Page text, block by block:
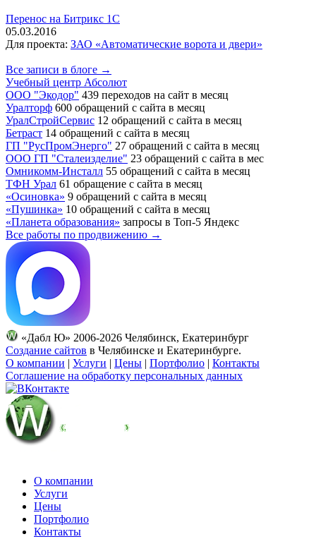
Перенос на Битрикс 1С
05.03.2016
Для проекта: ЗАО «Автоматические ворота и двери»
Все записи в блоге →
Учебный центр Абсолют
ООО "Экодор" 439 переходов на сайт в месяц
Уралторф 600 обращений с сайта в месяц
УралСтройСервис 12 обращений с сайта в месяц
Бетраст 14 обращений с сайта в месяц
ГП "РусПромЭнерго" 27 обращений с сайта в месяц
ООО ГП "Сталеизделие" 23 обращений с сайта в мес
Омникомм-Инсталл 55 обращений с сайта в месяц
ТФН Урал 61 обращение с сайта в месяц
«Осиновка» 9 обращений с сайта в месяц
«Пушинка» 10 обращений с сайта в месяц
«Планета образования» запросы в Топ-5 Яндекс
Все работы по продвижению →
«Дабл Ю» 2006-2026 Челябинск, Екатеринбург
Создание сайтов в Челябинске и Екатеринбурге.
О компании | Услуги | Цены | Портфолио | Контакты
Соглашение на обработку персональных данных
О компании
Услуги
Цены
Портфолио
Контакты